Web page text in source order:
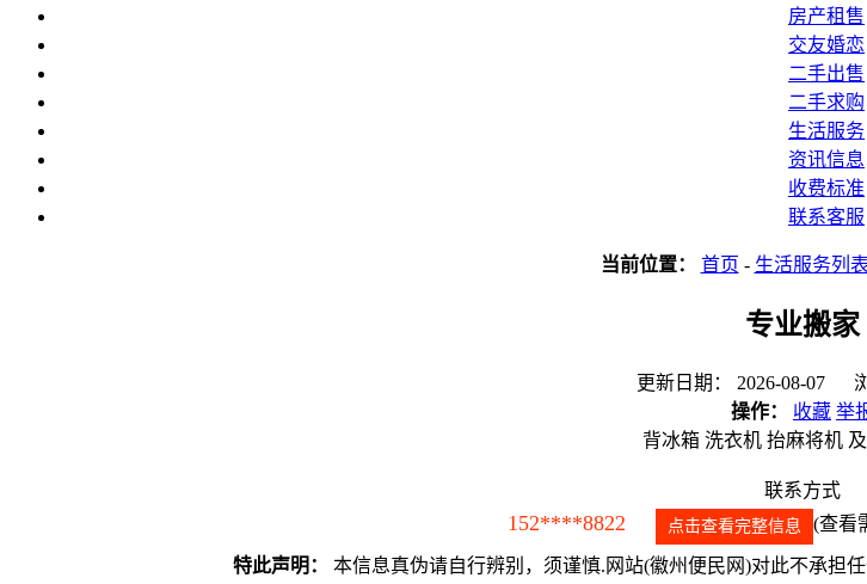
房产租售
交友婚恋
二手出售
二手求购
生活服务
资讯信息
收费标准
联系客服
当前位置： 首页 - 生活服务列表
专业搬家
更新日期： 2026-08-07
操作：
收藏 举
背冰箱 洗衣机 抬麻将机
联系方式
152****8822 点击查看完整信息 (查看
特此声明： 本信息真伪请自行辨别，须谨慎.网站(徽州便民网)对此不承担